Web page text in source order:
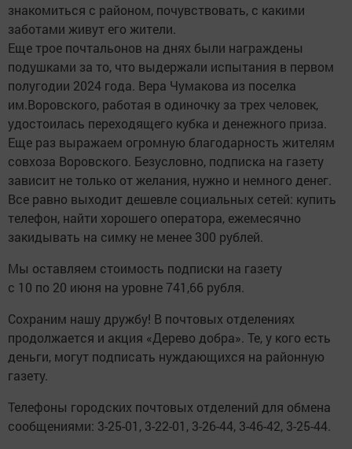
знакомиться с районом, почувствовать, с какими
заботами живут его жители.
Еще трое почтальонов на днях были награждены
подушками за то, что выдержали испытания в первом
полугодии 2024 года. Вера Чумакова из поселка
им.Воровского, работая в одиночку за трех человек,
удостоилась переходящего кубка и денежного приза.
Еще раз выражаем огромную благодарность жителям
совхоза Воровского. Безусловно, подписка на газету
зависит не только от желания, нужно и немного денег.
Все равно выходит дешевле социальных сетей: купить
телефон, найти хорошего оператора, ежемесячно
закидывать на симку не менее 300 рублей.
Мы оставляем стоимость подписки на газету
с 10 по 20 июня на уровне 741,66 рубля.
Сохраним нашу дружбу! В почтовых отделениях
продолжается и акция «Дерево добра». Те, у кого есть
деньги, могут подписать нуждающихся на районную
газету.
Телефоны городских почтовых отделений для обмена
сообщениями: 3-25-01, 3-22-01, 3-26-44, 3-46-42, 3-25-44.